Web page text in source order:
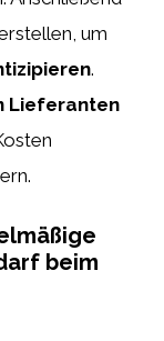
um
.
Lieferanten
beim